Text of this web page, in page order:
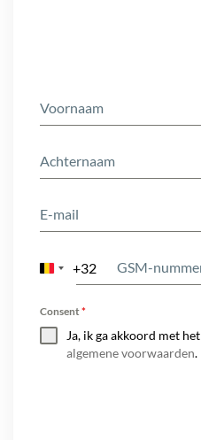
Belgium
+32
Consent*
Ja, ik ga akkoord met het
algemene voorwaarden.